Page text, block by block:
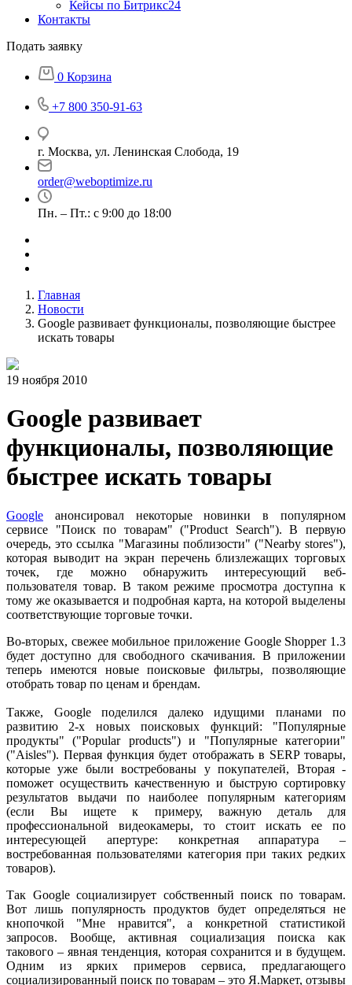
Кейсы по Битрикс24
Контакты
Подать заявку
0 Корзина
+7 800 350-91-63
г. Москва, ул. Ленинская Слобода, 19
order@weboptimize.ru
Пн. – Пт.: с 9:00 до 18:00
Главная
Новости
Google развивает функционалы, позволяющие быстрее
искать товары
19 ноября 2010
Google развивает
функционалы, позволяющие
быстрее искать товары
Google анонсировал некоторые новинки в популярном
сервисе "Поиск по товарам" ("Product Search"). В первую
очередь, это ссылка "Магазины поблизости" ("Nearby stores"),
которая выводит на экран перечень близлежащих торговых
точек, где можно обнаружить интересующий веб-
пользователя товар. В таком режиме просмотра доступна к
тому же оказывается и подробная карта, на которой выделены
соответствующие торговые точки.
Во-вторых, свежее мобильное приложение Google Shopper 1.3
будет доступно для свободного скачивания. В приложении
теперь имеются новые поисковые фильтры, позволяющие
отобрать товар по ценам и брендам.
Также, Google поделился далеко идущими планами по
развитию 2-х новых поисковых функций: "Популярные
продукты" ("Popular products") и "Популярные категории"
("Aisles"). Первая функция будет отображать в SERP товары,
которые уже были востребованы у покупателей, Вторая -
поможет осуществить качественную и быструю сортировку
результатов выдачи по наиболее популярным категориям
(если Вы ищете к примеру, важную деталь для
профессиональной видеокамеры, то стоит искать ее по
интересующей апертуре: конкретная аппаратура –
востребованная пользователями категория при таких редких
товаров).
Так Google социализирует собственный поиск по товарам.
Вот лишь популярность продуктов будет определяться не
кнопочкой "Мне нравится", а конкретной статистикой
запросов. Вообще, активная социализация поиска как
такового – явная тенденция, которая сохранится и в будущем.
Одним из ярких примеров сервиса, предлагающего
социализированный поиск по товарам – это Я.Маркет, отзывы